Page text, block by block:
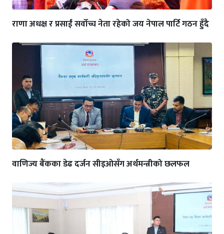
राणा अधक्ष र प्रसाईं सर्वोच्च नेता रहेको जय नेपाल पार्टि गठन हुँदै
वाणिज्य बैंकका डेढ दर्जन सीइओसँग अर्थमन्त्रीको छलफल